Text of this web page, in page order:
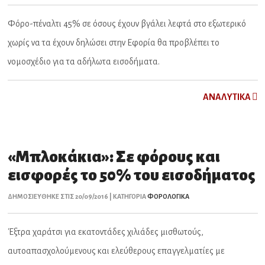
Φόρο-πέναλτι 45% σε όσους έχουν βγάλει λεφτά στο εξωτερικό
χωρίς να τα έχουν δηλώσει στην Εφορία θα προβλέπει το
νομοσχέδιο για τα αδήλωτα εισοδήματα.
ΑNAΛYTIKA
«Μπλοκάκια»: Σε φόρους και
εισφορές το 50% του εισοδήματος
ΔΗΜΟΣΙΕΥΘΗΚΕ ΣΤΙΣ 20/09/2016 | ΚΑΤΗΓΟΡΙΑΦΟΡΟΛΟΓΙΚΑ
Έξτρα χαράτσι για εκατοντάδες χιλιάδες μισθωτούς,
αυτοαπασχολούμενους και ελεύθερους επαγγελματίες με